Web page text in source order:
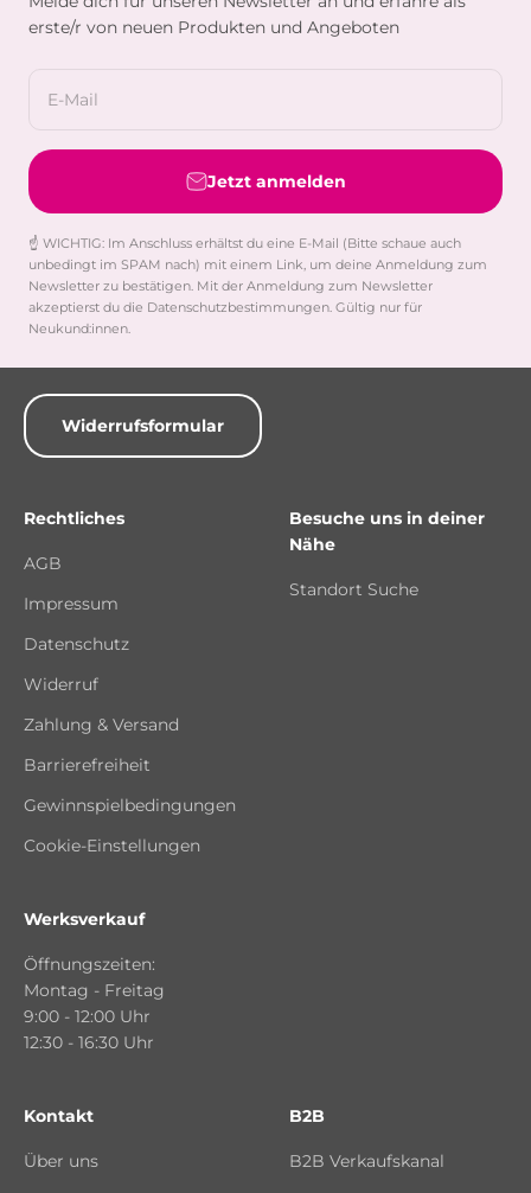
erste/r von neuen Produkten und Angeboten
E-Mail
Jetzt anmelden
☝️ WICHTIG: Im Anschluss erhältst du eine E-Mail (Bitte schaue auch
unbedingt im SPAM nach) mit einem Link, um deine Anmeldung zum
Newsletter zu bestätigen. Mit der Anmeldung zum Newsletter
akzeptierst du die Datenschutzbestimmungen. Gültig nur für
Neukund:innen.
Widerrufsformular
Rechtliches
AGB
Impressum
Datenschutz
Widerruf
Zahlung & Versand
Barrierefreiheit
Gewinnspielbedingungen
Cookie-Einstellungen
Besuche uns in deiner
Nähe
Standort Suche
Werksverkauf
Öffnungszeiten:
Montag - Freitag
9:00 - 12:00 Uhr
12:30 - 16:30 Uhr
Kontakt
Über uns
B2B
B2B Verkaufskanal